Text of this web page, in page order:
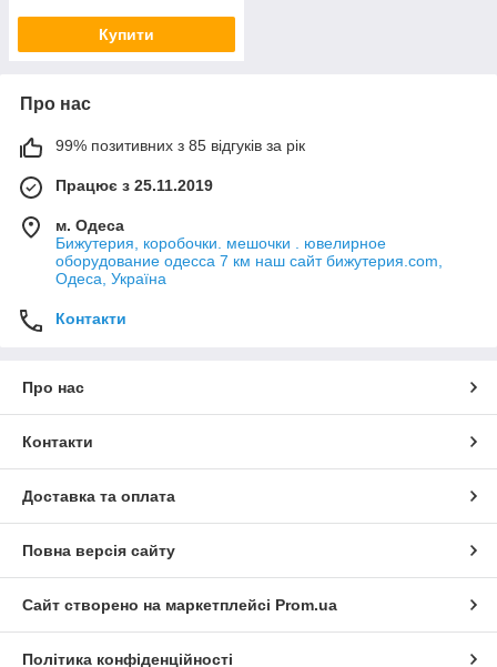
Купити
Про нас
99% позитивних з 85 відгуків за рік
Працює з 25.11.2019
м. Одеса
Бижутерия, коробочки. мешочки . ювелирное
оборудование одесса 7 км наш сайт бижутерия.com,
Одеса, Україна
Контакти
Про нас
Контакти
Доставка та оплата
Повна версія сайту
Сайт створено на маркетплейсі Prom.ua
Політика конфіденційності